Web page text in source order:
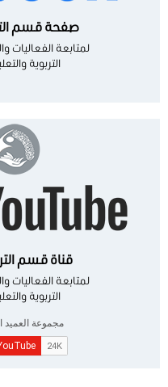
صفحة قسم
لمتابعة الفعاليات
التربوية
قناة قسم
لمتابعة الفعاليات
التربوية